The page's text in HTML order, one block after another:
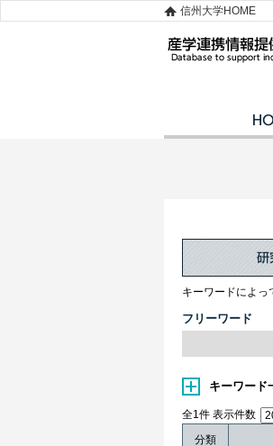
信州大学HOME
キーワードによっ
フリーワード
キーワード
全1件 表示件数
分類